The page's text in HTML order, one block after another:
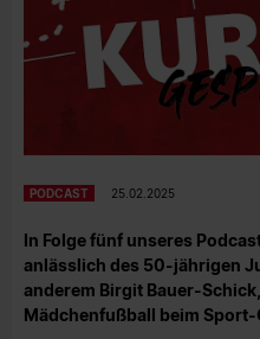
PODCAST 25.02.2025
In Folge fünf unseres
anlässlich des 50-jährigen
anderem Birgit Bauer-
Mädchenfußball beim Sport-